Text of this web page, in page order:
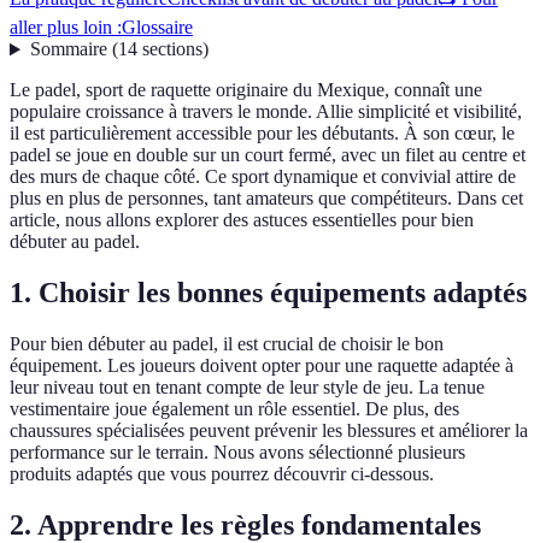
aller plus loin :Glossaire
Sommaire(14 sections)
Le padel, sport de raquette originaire du Mexique, connaît une
populaire croissance à travers le monde. Allie simplicité et visibilité,
il est particulièrement accessible pour les débutants. À son cœur, le
padel se joue en double sur un court fermé, avec un filet au centre et
des murs de chaque côté. Ce sport dynamique et convivial attire de
plus en plus de personnes, tant amateurs que compétiteurs. Dans cet
article, nous allons explorer des astuces essentielles pour bien
débuter au padel.
1. Choisir les bonnes équipements adaptés
Pour bien débuter au padel, il est crucial de choisir le bon
équipement. Les joueurs doivent opter pour une raquette adaptée à
leur niveau tout en tenant compte de leur style de jeu. La tenue
vestimentaire joue également un rôle essentiel. De plus, des
chaussures spécialisées peuvent prévenir les blessures et améliorer la
performance sur le terrain. Nous avons sélectionné plusieurs
produits adaptés que vous pourrez découvrir ci-dessous.
2. Apprendre les règles fondamentales